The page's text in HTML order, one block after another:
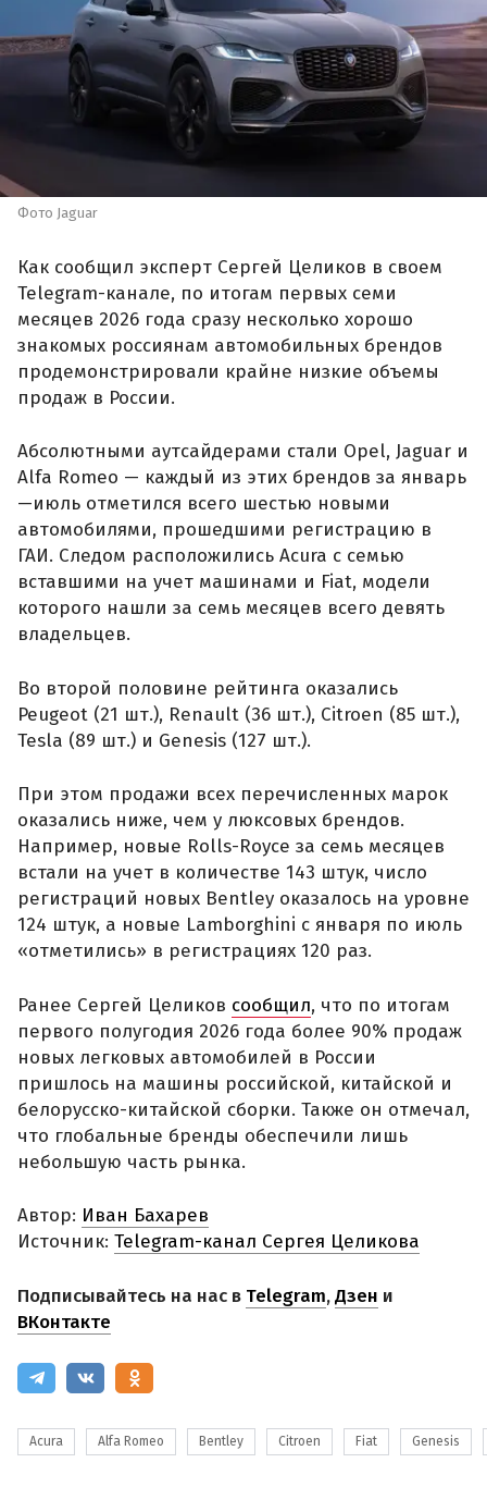
Фото Jaguar
Как сообщил эксперт Сергей Целиков в своем
Telegram-канале, по итогам первых семи
месяцев 2026 года сразу несколько хорошо
знакомых россиянам автомобильных брендов
продемонстрировали крайне низкие объемы
продаж в России.
Абсолютными аутсайдерами стали Opel, Jaguar и
Alfa Romeo — каждый из этих брендов за январь
—июль отметился всего шестью новыми
автомобилями, прошедшими регистрацию в
ГАИ. Следом расположились Acura с семью
вставшими на учет машинами и Fiat, модели
которого нашли за семь месяцев всего девять
владельцев.
Во второй половине рейтинга оказались
Peugeot (21 шт.), Renault (36 шт.), Citroen (85 шт.),
Tesla (89 шт.) и Genesis (127 шт.).
При этом продажи всех перечисленных марок
оказались ниже, чем у люксовых брендов.
Например, новые Rolls-Royce за семь месяцев
встали на учет в количестве 143 штук, число
регистраций новых Bentley оказалось на уровне
124 штук, а новые Lamborghini с января по июль
«отметились» в регистрациях 120 раз.
Ранее Сергей Целиков сообщил, что по итогам
первого полугодия 2026 года более 90% продаж
новых легковых автомобилей в России
пришлось на машины российской, китайской и
белорусско-китайской сборки. Также он отмечал,
что глобальные бренды обеспечили лишь
небольшую часть рынка.
Автор: Иван Бахарев
Источник: Telegram-канал Сергея Целикова
Подписывайтесь на нас в Telegram,Дзен и
ВКонтакте
Acura Alfa Romeo Bentley Citroen Fiat Genesis